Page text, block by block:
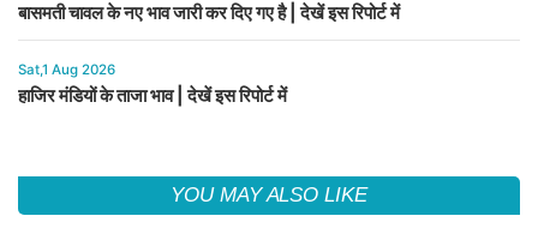
बासमती चावल के नए भाव जारी कर दिए गए है | देखें इस रिपोर्ट में
Sat,1 Aug 2026
हाजिर मंडियों के ताजा भाव | देखें इस रिपोर्ट में
YOU MAY ALSO LIKE